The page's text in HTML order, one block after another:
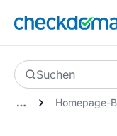
Suchen